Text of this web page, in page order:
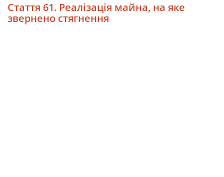
Стаття 61. Реалізація майна, на яке
звернено стягнення